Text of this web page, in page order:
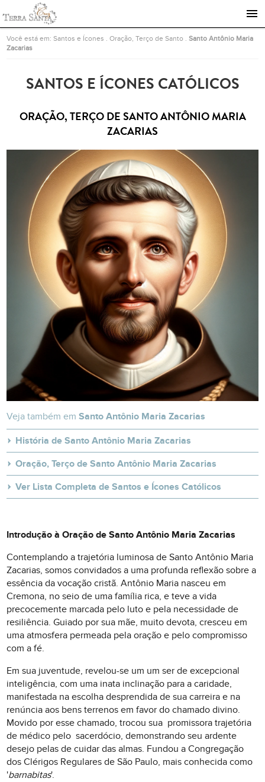
Ir para a página inicial
Você está em:Santos e Ícones .Oração, Terço de Santo .Santo Antônio Maria
Zacarias
SANTOS E ÍCONES CATÓLICOS
ORAÇÃO, TERÇO DE SANTO ANTÔNIO MARIA
ZACARIAS
Veja também emSanto Antônio Maria Zacarias
História de Santo Antônio Maria Zacarias
Oração, Terço de Santo Antônio Maria Zacarias
Ver Lista Completa de Santos e Ícones Católicos
Introdução à Oração de Santo Antônio Maria Zacarias
Contemplando a trajetória luminosa de Santo Antônio Maria
Zacarias, somos convidados a uma profunda reflexão sobre a
essência da vocação cristã. Antônio Maria nasceu em
Cremona, no seio de uma família rica, e teve a vida
precocemente marcada pelo luto e pela necessidade de
resiliência. Guiado por sua mãe, muito devota, cresceu em
uma atmosfera permeada pela oração e pelo compromisso
com a fé.
Em sua juventude, revelou-se um um ser de excepcional
inteligência, com uma inata inclinação para a caridade,
manifestada na escolha desprendida de sua carreira e na
renúncia aos bens terrenos em favor do chamado divino.
Movido por esse chamado, trocou sua promissora trajetória
de médico pelo sacerdócio, demonstrando seu ardente
desejo pelas de cuidar das almas. Fundou a Congregação
dos Clérigos Regulares de São Paulo, mais conhecida como
'barnabitas'.